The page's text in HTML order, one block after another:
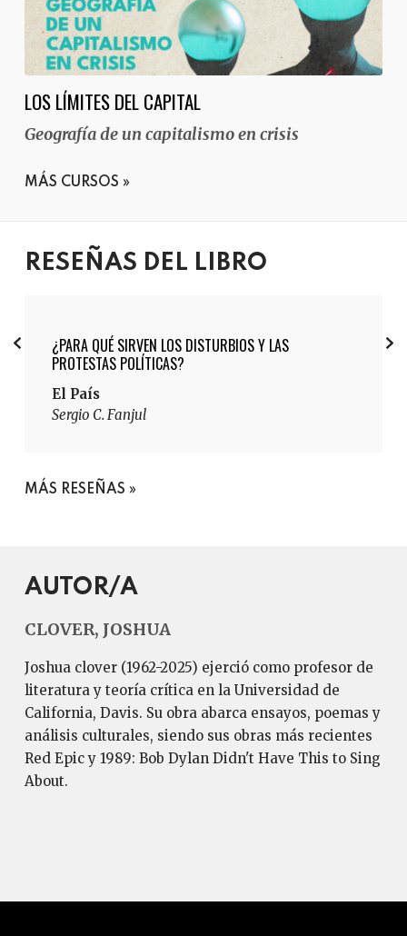
LOS LÍMITES DEL CAPITAL
Geografía de un capitalismo en crisis
MÁS CURSOS
RESEÑAS DEL LIBRO
¿PARA QUÉ SIRVEN LOS DISTURBIOS Y LAS
PROTESTAS POLÍTICAS?
El País
Sergio C. Fanjul
MÁS RESEÑAS
AUTOR/A
CLOVER, JOSHUA
Joshua clover (1962-2025) ejerció como profesor de
literatura y teoría crítica en la Universidad de
California, Davis. Su obra abarca ensayos, poemas y
análisis culturales, siendo sus obras más recientes
Red Epic y 1989: Bob Dylan Didn't Have This to Sing
About.